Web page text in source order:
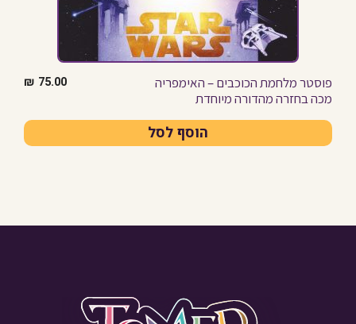
פוסטר מלחמת הכוכבים – האימפריה
מכה בחזרה מהדורה מיוחדת
75.00
₪
הוסף לסל